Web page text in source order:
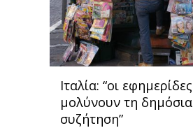
Ιταλία: “οι εφημερίδες
μολύνουν τη δημόσια
συζήτηση”